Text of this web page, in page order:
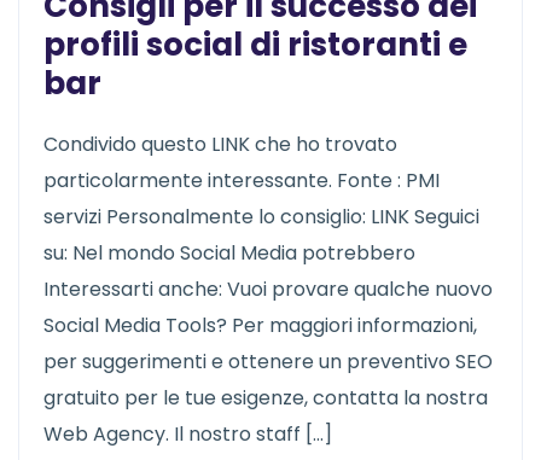
profili social di ristoranti e
bar
Condivido questo LINK che ho trovato
particolarmente interessante. Fonte : PMI
servizi Personalmente lo consiglio: LINK Seguici
su: Nel mondo Social Media potrebbero
Interessarti anche: Vuoi provare qualche nuovo
Social Media Tools? Per maggiori informazioni,
per suggerimenti e ottenere un preventivo SEO
gratuito per le tue esigenze, contatta la nostra
Web Agency. Il nostro staff […]